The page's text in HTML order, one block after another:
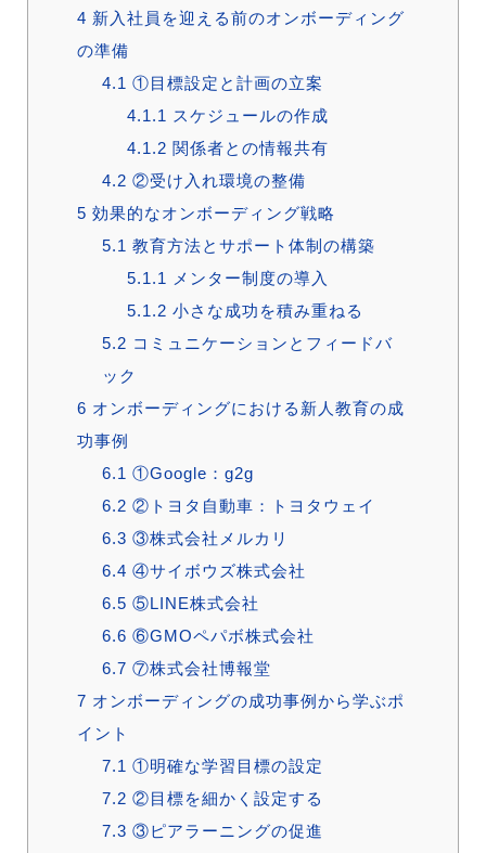
4 新入社員を迎える前のオンボーディング
の準備
4.1 ①目標設定と計画の立案
4.1.1 スケジュールの作成
4.1.2 関係者との情報共有
4.2 ②受け入れ環境の整備
5 効果的なオンボーディング戦略
5.1 教育方法とサポート体制の構築
5.1.1 メンター制度の導入
5.1.2 小さな成功を積み重ねる
5.2 コミュニケーションとフィードバ
ック
6 オンボーディングにおける新人教育の成
功事例
6.1 ①Google：g2g
6.2 ②トヨタ自動車：トヨタウェイ
6.3 ③株式会社メルカリ
6.4 ④サイボウズ株式会社
6.5 ⑤LINE株式会社
6.6 ⑥GMOペパボ株式会社
6.7 ⑦株式会社博報堂
7 オンボーディングの成功事例から学ぶポ
イント
7.1 ①明確な学習目標の設定
7.2 ②目標を細かく設定する
7.3 ③ピアラーニングの促進